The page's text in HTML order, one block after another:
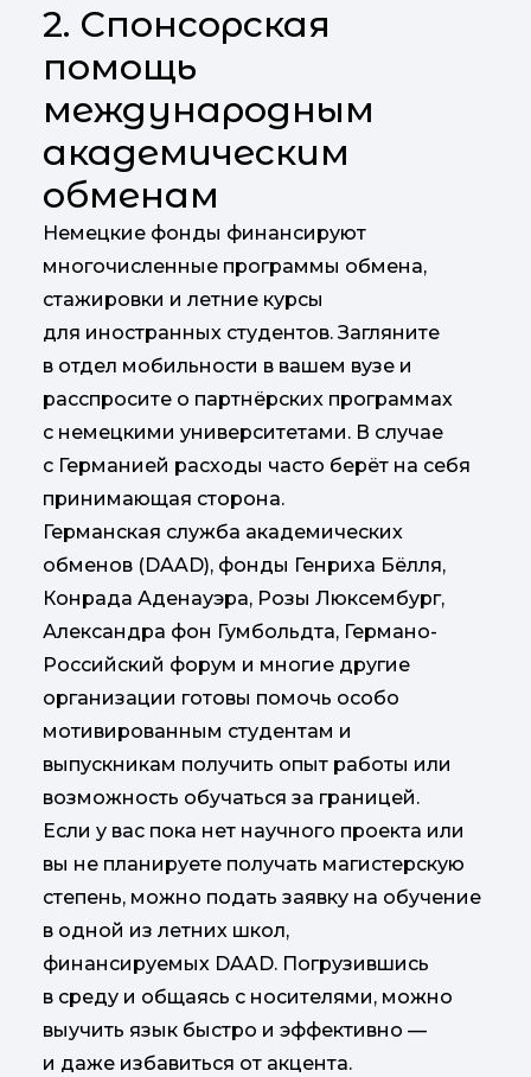
2. Спонсорская
помощь
международным
академическим
обменам
Немецкие фонды финансируют
многочисленные программы обмена,
стажировки и летние курсы
для иностранных студентов. Загляните
в отдел мобильности в вашем вузе и
расспросите о партнёрских программах
с немецкими университетами. В случае
с Германией расходы часто берёт на себя
принимающая сторона.
Германская служба академических
обменов (DAAD), фонды Генриха Бёлля,
Конрада Аденауэра, Розы Люксембург,
Александра фон Гумбольдта, Германо-
Российский форум и многие другие
организации готовы помочь особо
мотивированным студентам и
выпускникам получить опыт работы или
возможность обучаться за границей.
Если у вас пока нет научного проекта или
вы не планируете получать магистерскую
степень, можно подать заявку на обучение
в одной из летних школ,
финансируемых DAAD. Погрузившись
в среду и общаясь с носителями, можно
выучить язык быстро и эффективно —
и даже избавиться от акцента.